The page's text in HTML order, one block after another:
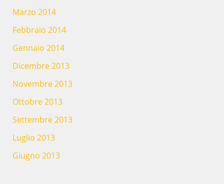
Marzo 2014
Febbraio 2014
Gennaio 2014
Dicembre 2013
Novembre 2013
Ottobre 2013
Settembre 2013
Luglio 2013
Giugno 2013